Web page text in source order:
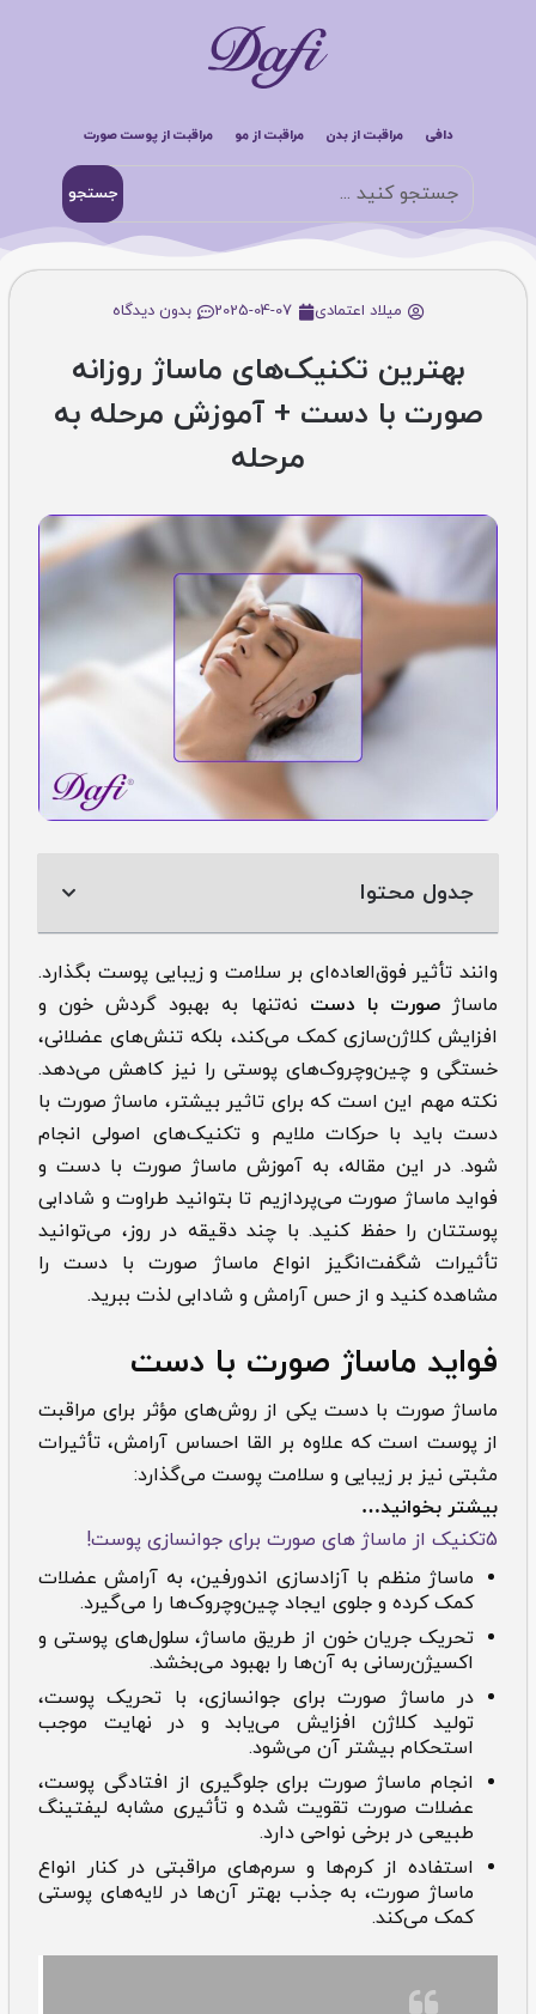
دافی مراقبت از بدن مراقبت از مو مراقبت از پوست صورت
جستجو
میلاد اعتمادی 2025-04-07 بدون دیدگاه
بهترین تکنیک‌های ماساژ روزانه
صورت با دست + آموزش مرحله به
مرحله
جدول محتوا
وانند تأثیر فوق‌العاده‌ای بر سلامت و زیبایی پوست بگذارد.
‌‌‌‌‌‌ماساژصورت با دست نه‌تنها به بهبود گردش خون و
افزایش کلاژن‌سازی کمک می‌کند، بلکه تنش‌های عضلانی،
خستگی و چین‌وچروک‌های پوستی را نیز کاهش می‌دهد.
نکته مهم این است که برای تاثیر بیشتر، ‌‌‌‌‌‌ماساژ صورت با
دست باید با حرکات ملایم و تکنیک‌های اصولی انجام
شود. در این مقاله، به آموزش ‌‌‌‌‌‌ماساژ صورت با دست و
فواید ماساژ صورت می‌پردازیم تا بتوانید طراوت و شادابی
پوستتان را حفظ کنید. با چند دقیقه در روز، می‌توانید
تأثیرات شگفت‌انگیز انواع ‌‌‌‌‌‌ماساژ صورت با دست را
مشاهده کنید و از حس آرامش و شادابی لذت ببرید.
فواید ‌‌‌ماساژ صورت با دست
ماساژ صورت با دست یکی از روش‌های مؤثر برای مراقبت
از پوست است که علاوه بر القا احساس آرامش، تأثیرات
مثبتی نیز بر زیبایی و سلامت پوست می‌گذارد:
بیشتر بخوانید…
5تکنیک از ماساژ های صورت برای جوانسازی پوست!
ماساژ منظم با آزادسازی اندورفین، به آرامش عضلات
کمک کرده و جلوی ایجاد چین‌وچروک‌ها را می‌گیرد.
تحریک جریان خون از طریق ماساژ، سلول‌های پوستی و
اکسیژن‌رسانی به آن‌ها را بهبود می‌بخشد.
‌‌‌در
ماساژ صورت برای جوانسازی، با تحریک پوست،
تولید کلاژن افزایش می‌یابد و در نهایت موجب
استحکام بیشتر آن می‌شود.
انجام ماساژ صورت برای جلوگیری از افتادگی پوست،
عضلات صورت تقویت شده و تأثیری مشابه لیفتینگ
طبیعی در برخی نواحی دارد.
استفاده از کرم‌ها و سرم‌های مراقبتی در کنار انواع
ماساژ صورت، به جذب بهتر آن‌ها در لایه‌های پوستی
کمک می‌کند.